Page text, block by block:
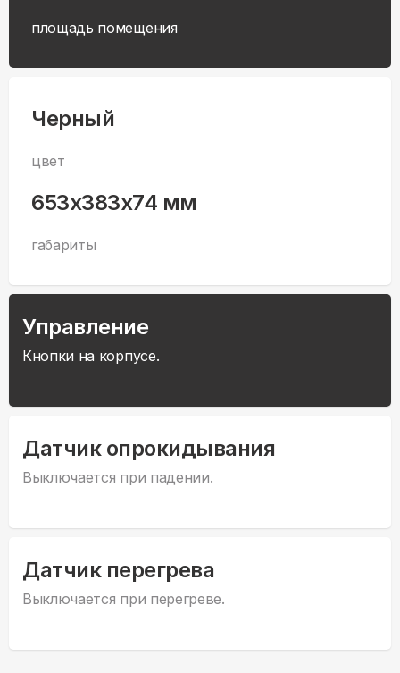
площадь помещения
Черный
цвет
653x383x74 мм
габариты
Управление
Кнопки на корпусе.
Датчик опрокидывания
Выключается при падении.
Датчик перегрева
Выключается при перегреве.